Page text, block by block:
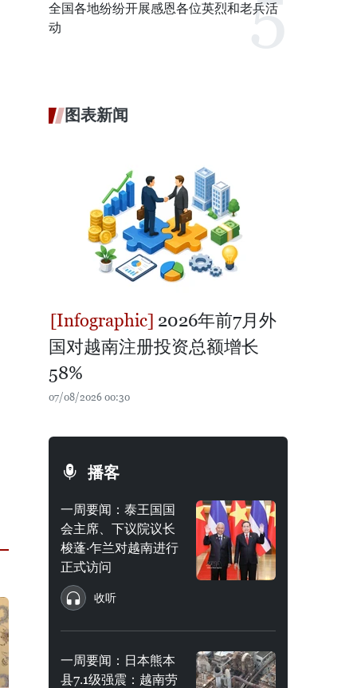
全国各地纷纷开展感恩各位英烈和老兵活
动
图表新闻
2026年前7月外
国对越南注册投资总额增长
58%
07/08/2026 00:30
播客
一周要闻：泰王国国
会主席、下议院议长
梭蓬·乍兰对越南进行
正式访问
收听
一周要闻：日本熊本
县7.1级强震：越南劳